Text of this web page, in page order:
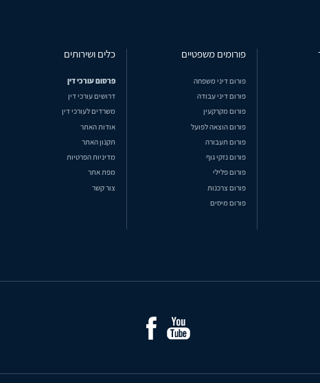
פורומים משפטיים
פורום דיני משפחה
פורום דיני עבודה
פורום מקרקעין
פורום הוצאה לפועל
פורום תעבורה
פורום נזקי גוף
פורום פלילי
פורום צרכנות
פורום מיסים
כלים ושירותים
פרסום עורכי דין
דרושים עורכי דין
משרדים לעורכי דין
אודות האתר
תקנון האתר
מדיניות הפרטיות
מפת אתר
צור קשר